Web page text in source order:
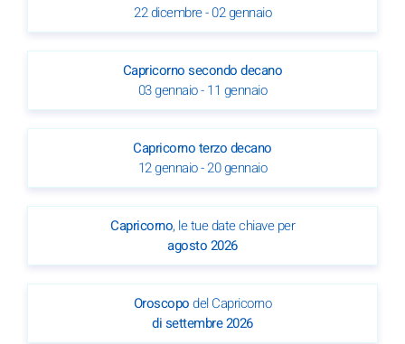
22 dicembre - 02 gennaio
Capricorno secondo decano
03 gennaio - 11 gennaio
Capricorno terzo decano
12 gennaio - 20 gennaio
Capricorno, le tue date chiave per
agosto 2026
Oroscopodel Capricorno
di settembre 2026